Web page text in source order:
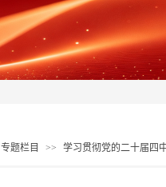
专题栏目 >> 学习贯彻党的二十届四